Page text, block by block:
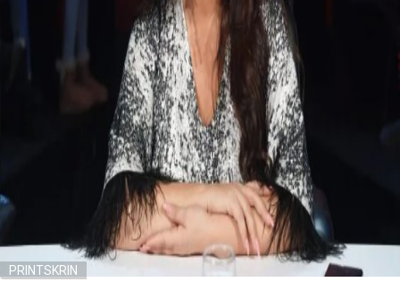
PRINTSKRIN